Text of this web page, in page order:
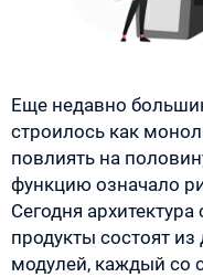
Еще недавно
строилось как
повлиять на
функцию означало
Сегодня
продукты состоят
модулей, каждый со